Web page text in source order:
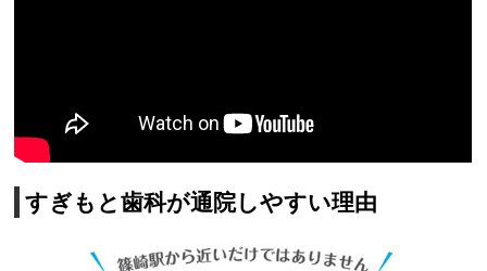
すぎもと歯科が通院しやすい理由